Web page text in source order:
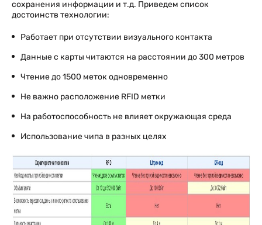
сохранения информации и т.д. Приведем список
достоинств технологии:
Работает при отсутствии визуального контакта
Данные с карты читаются на расстоянии до 300 метров
Чтение до 1500 меток одновременно
Не важно расположение RFID метки
На работоспособность не влияет окружающая среда
Использование чипа в разных целях